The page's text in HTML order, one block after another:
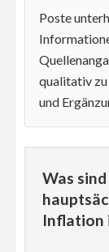
Poste
qualitativ
und
Was
Inflation